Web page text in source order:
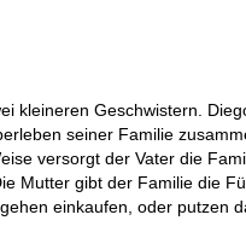
kleineren Geschwistern.
seiner Familie
versorgt der Vater die
Mutter gibt der Familie die
einkaufen, oder putzen